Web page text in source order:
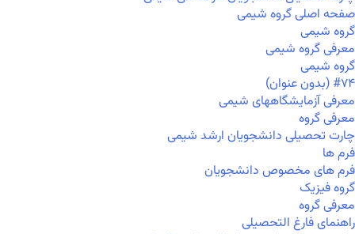
صفحه اصلی گروه شیمی
گروه شیمی
معرفی گروه شیمی
گروه شیمی
#۷۴ (بدون عنوان)
معرفی آزمایشگاههای شیمی
معرفی گروه
چارت تحصیلی دانشجویان ارشد شیمی
فرم ها
فرم های مخصوص دانشجویان
گروه فیزیک
معرفی گروه
راهنمای فارغ التحصیلی